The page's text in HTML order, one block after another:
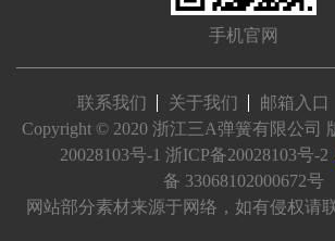
手机官网
联系我们 关于我们 邮箱入口
Copyright © 2020 浙江三A弹簧有限公司
20028103号-1 浙ICP备20028103号-2
备 33068102000672号
网站部分素材来源于网络，如有侵权请